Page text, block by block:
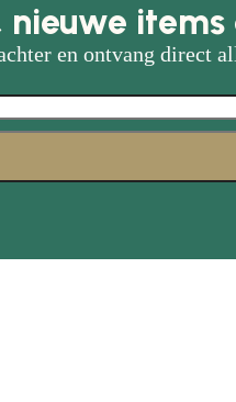
nieuwe
en ontvang direct